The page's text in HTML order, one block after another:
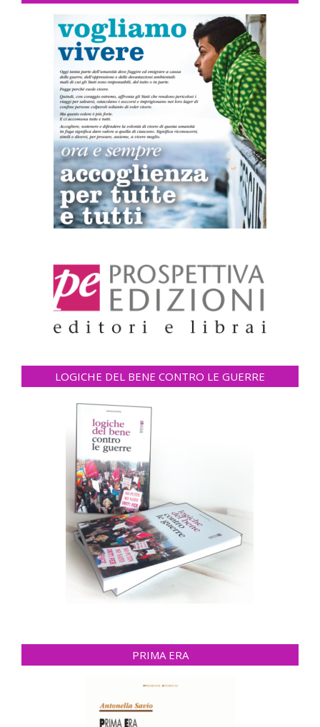
LOGICHE DEL BENE CONTRO LE GUERRE
PRIMA ERA